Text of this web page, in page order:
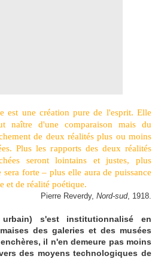
est une création pure de l'esprit. Elle
naître d'une comparaison mais du
de deux réalités plus ou moins
Plus les rapports des deux réalités
seront lointains et justes, plus
sera forte – plus elle aura de puissance
et de réalité poétique.
Pierre Reverdy, Nord-sud, 1918.
s'est institutionnalisé en
des galeries et des musées
il n'en demeure pas moins
des moyens technologiques de